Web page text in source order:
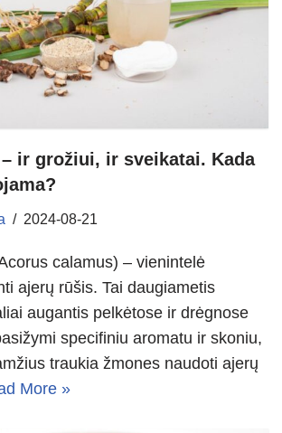
ir grožiui, ir sveikatai. Kada
2024-08-21
calamus) – vienintelė
ajerų rūšis. Tai daugiametis
augantis pelkėtose ir drėgnose
specifiniu aromatu ir skoniu,
traukia žmones naudoti ajerų
More »